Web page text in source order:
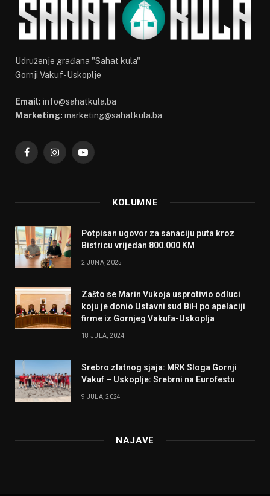
Udruženje građana "Sahat kula"
Gornji Vakuf-Uskoplje
Email: info@sahatkula.ba
Marketing: marketing@sahatkula.ba
FacebookInstagramYouTube
KOLUMNE
Potpisan ugovor za sanaciju puta kroz
Bistricu vrijedan 800.000 KM
2 JUNA, 2025
Zašto se Marin Vukoja usprotivio odluci
koju je donio Ustavni sud BiH po apelaciji
firme iz Gornjeg Vakufa-Uskoplja
18 JULA, 2024
Srebro zlatnog sjaja: MRK Sloga Gornji
Vakuf – Uskoplje: Srebrni na Eurofestu
9 JULA, 2024
NAJAVE